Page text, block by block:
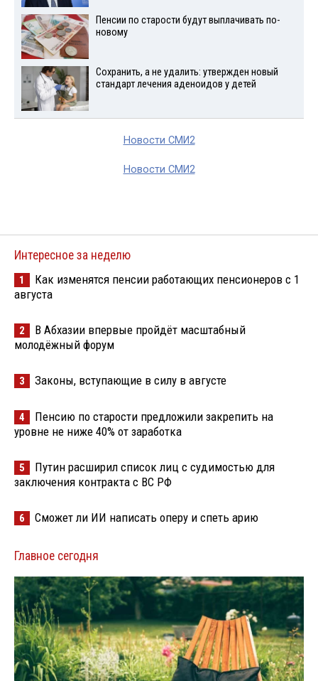
Пенсии по старости будут выплачивать по-
новому
Сохранить, а не удалить: утвержден новый
стандарт лечения аденоидов у детей
Новости СМИ2
Новости СМИ2
Интересное за неделю
1
Как изменятся пенсии работающих пенсионеров с 1
августа
2
В Абхазии впервые пройдёт масштабный
молодёжный форум
3 Законы, вступающие в силу в августе
4
Пенсию по старости предложили закрепить на
уровне не ниже 40% от заработка
5
Путин расширил список лиц с судимостью для
заключения контракта с ВС РФ
6 Сможет ли ИИ написать оперу и спеть арию
Главное сегодня